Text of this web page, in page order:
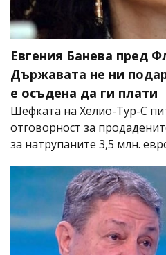
Евгения Банева пред
Държавата не ни
е осъдена да ги плати
Шефката на Хелио-Тур-С
отговорност за
за натрупаните 3,5 млн.